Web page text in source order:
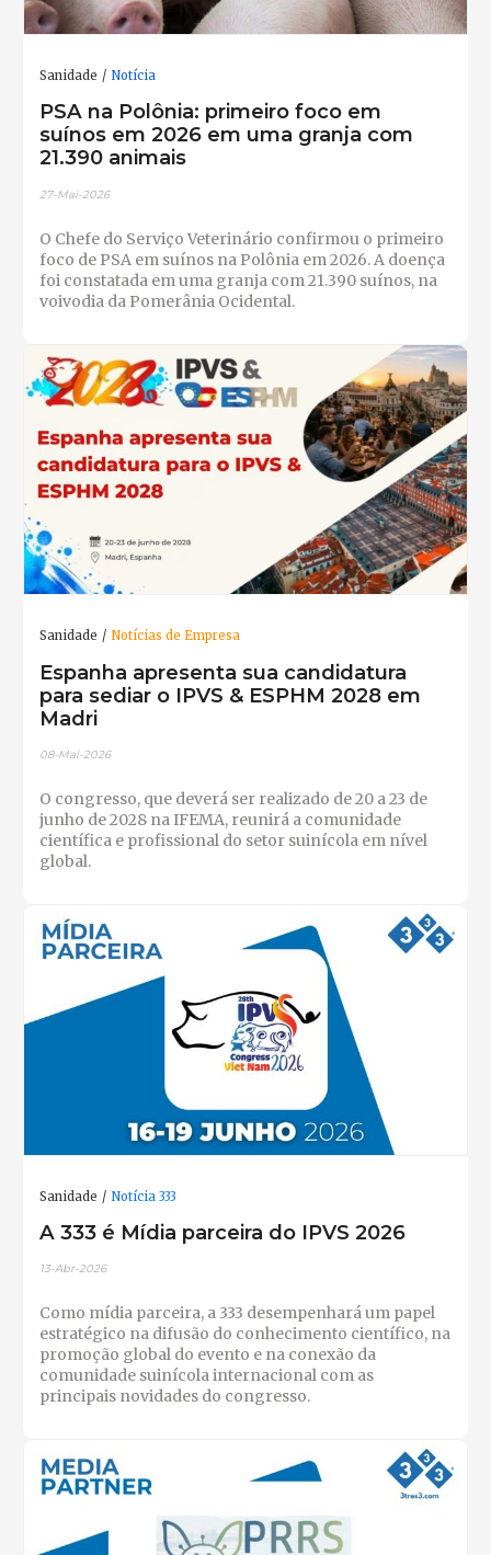
Sanidade Notícia
PSA na Polônia: primeiro foco em
suínos em 2026 em uma granja com
21.390 animais
27-Mai-2026
O Chefe do Serviço Veterinário confirmou o primeiro
foco de PSA em suínos na Polônia em 2026. A doença
foi constatada em uma granja com 21.390 suínos, na
voivodia da Pomerânia Ocidental.
Sanidade Notícias de Empresa
Espanha apresenta sua candidatura
para sediar o IPVS & ESPHM 2028 em
Madri
08-Mai-2026
O congresso, que deverá ser realizado de 20 a 23 de
junho de 2028 na IFEMA, reunirá a comunidade
científica e profissional do setor suinícola em nível
global.
Sanidade Notícia 333
A 333 é Mídia parceira do IPVS 2026
13-Abr-2026
Como mídia parceira, a 333 desempenhará um papel
estratégico na difusão do conhecimento científico, na
promoção global do evento e na conexão da
comunidade suinícola internacional com as
principais novidades do congresso.